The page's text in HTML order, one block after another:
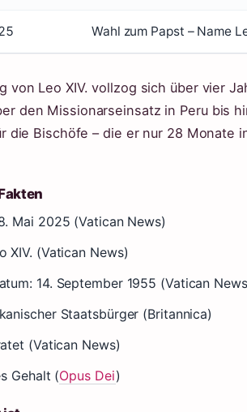
Wahl zum Papst – Name
von Leo XIV. vollzog sich über vier
den Missionarseinsatz in Peru bis
die Bischöfe – die er nur 28 Monate
Mai 2025 (Vatican News)
XIV. (Vatican News)
14. September 1955 (Vatican
Staatsbürger (Britannica)
(Vatican News)
Gehalt (Opus Dei)